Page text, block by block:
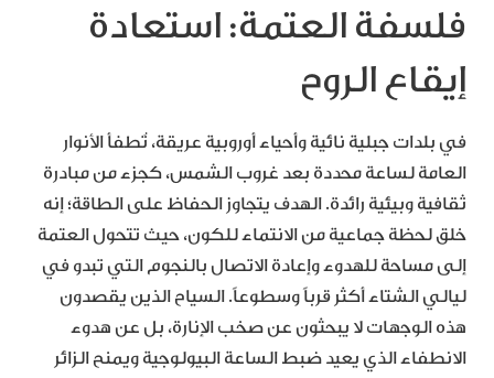
فلسفة العتمة: استعادة
إيقاع الروح
في بلدات جبلية نائية وأحياء أوروبية عريقة، تُطفأ الأنوار
العامة لساعة محددة بعد غروب الشمس، كجزء من مبادرة
ثقافية وبيئية رائدة. الهدف يتجاوز الحفاظ على الطاقة؛ إنه
خلق لحظة جماعية من الانتماء للكون، حيث تتحول العتمة
إلى مساحة للهدوء وإعادة الاتصال بالنجوم التي تبدو في
ليالي الشتاء أكثر قرباً وسطوعاً. السياح الذين يقصدون
هذه الوجهات لا يبحثون عن صخب الإنارة، بل عن هدوء
الانطفاء الذي يعيد ضبط الساعة البيولوجية ويمنح الزائر